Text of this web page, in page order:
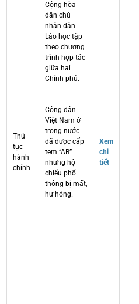
Cộng hòa
dân chủ
nhân dân
Lào học tập
theo chương
trình hợp tác
giữa hai
Chính phủ.
Thủ
tục
hành
chính
Công dân
Việt Nam ở
trong nước
đã được cấp
tem “AB”
nhưng hộ
chiếu phổ
thông bị mất,
hư hỏng.
Xem
chi
tiết